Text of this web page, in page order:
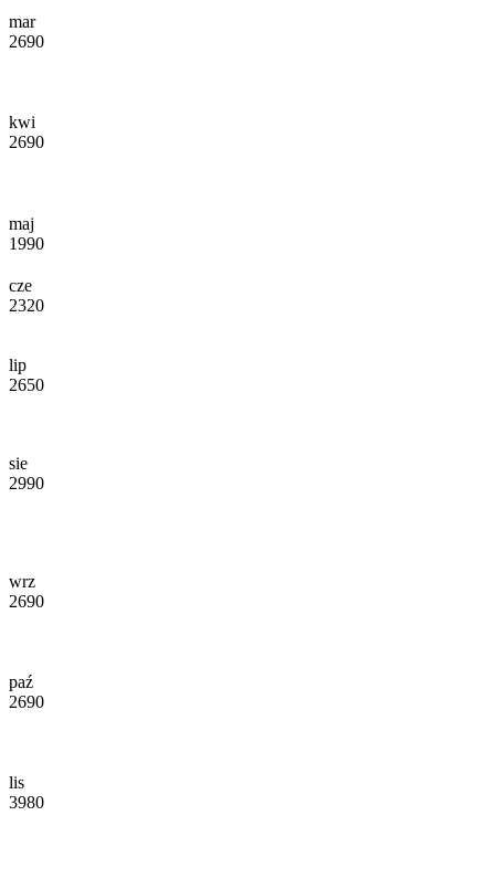
mar
2690
kwi
2690
maj
1990
cze
2320
lip
2650
sie
2990
wrz
2690
paź
2690
lis
3980